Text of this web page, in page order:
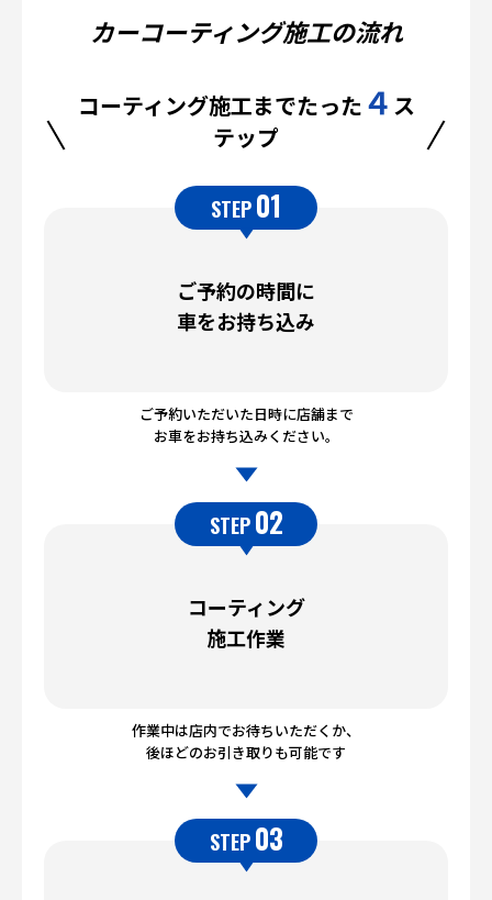
カーコーティング施工の流れ
コーティング施工までたった ４ ス
テップ
STEP01
ご予約の時間に
車をお持ち込み
ご予約いただいた日時に店舗まで
お車をお持ち込みください。
STEP 02
コーティング
施工作業
作業中は店内でお待ちいただくか、
後ほどのお引き取りも可能です
STEP 03